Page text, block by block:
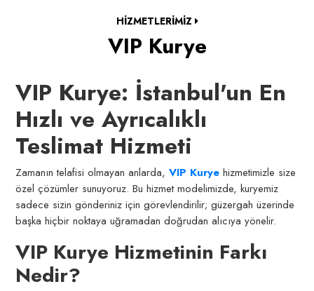
HİZMETLERİMİZ
VIP Kurye
VIP Kurye: İstanbul'un En
Hızlı ve Ayrıcalıklı
Teslimat Hizmeti
Zamanın telafisi olmayan anlarda,VIP Kurye hizmetimizle size
özel çözümler sunuyoruz. Bu hizmet modelimizde, kuryemiz
sadece sizin gönderiniz için görevlendirilir; güzergah üzerinde
başka hiçbir noktaya uğramadan doğrudan alıcıya yönelir.
VIP Kurye Hizmetinin Farkı
Nedir?